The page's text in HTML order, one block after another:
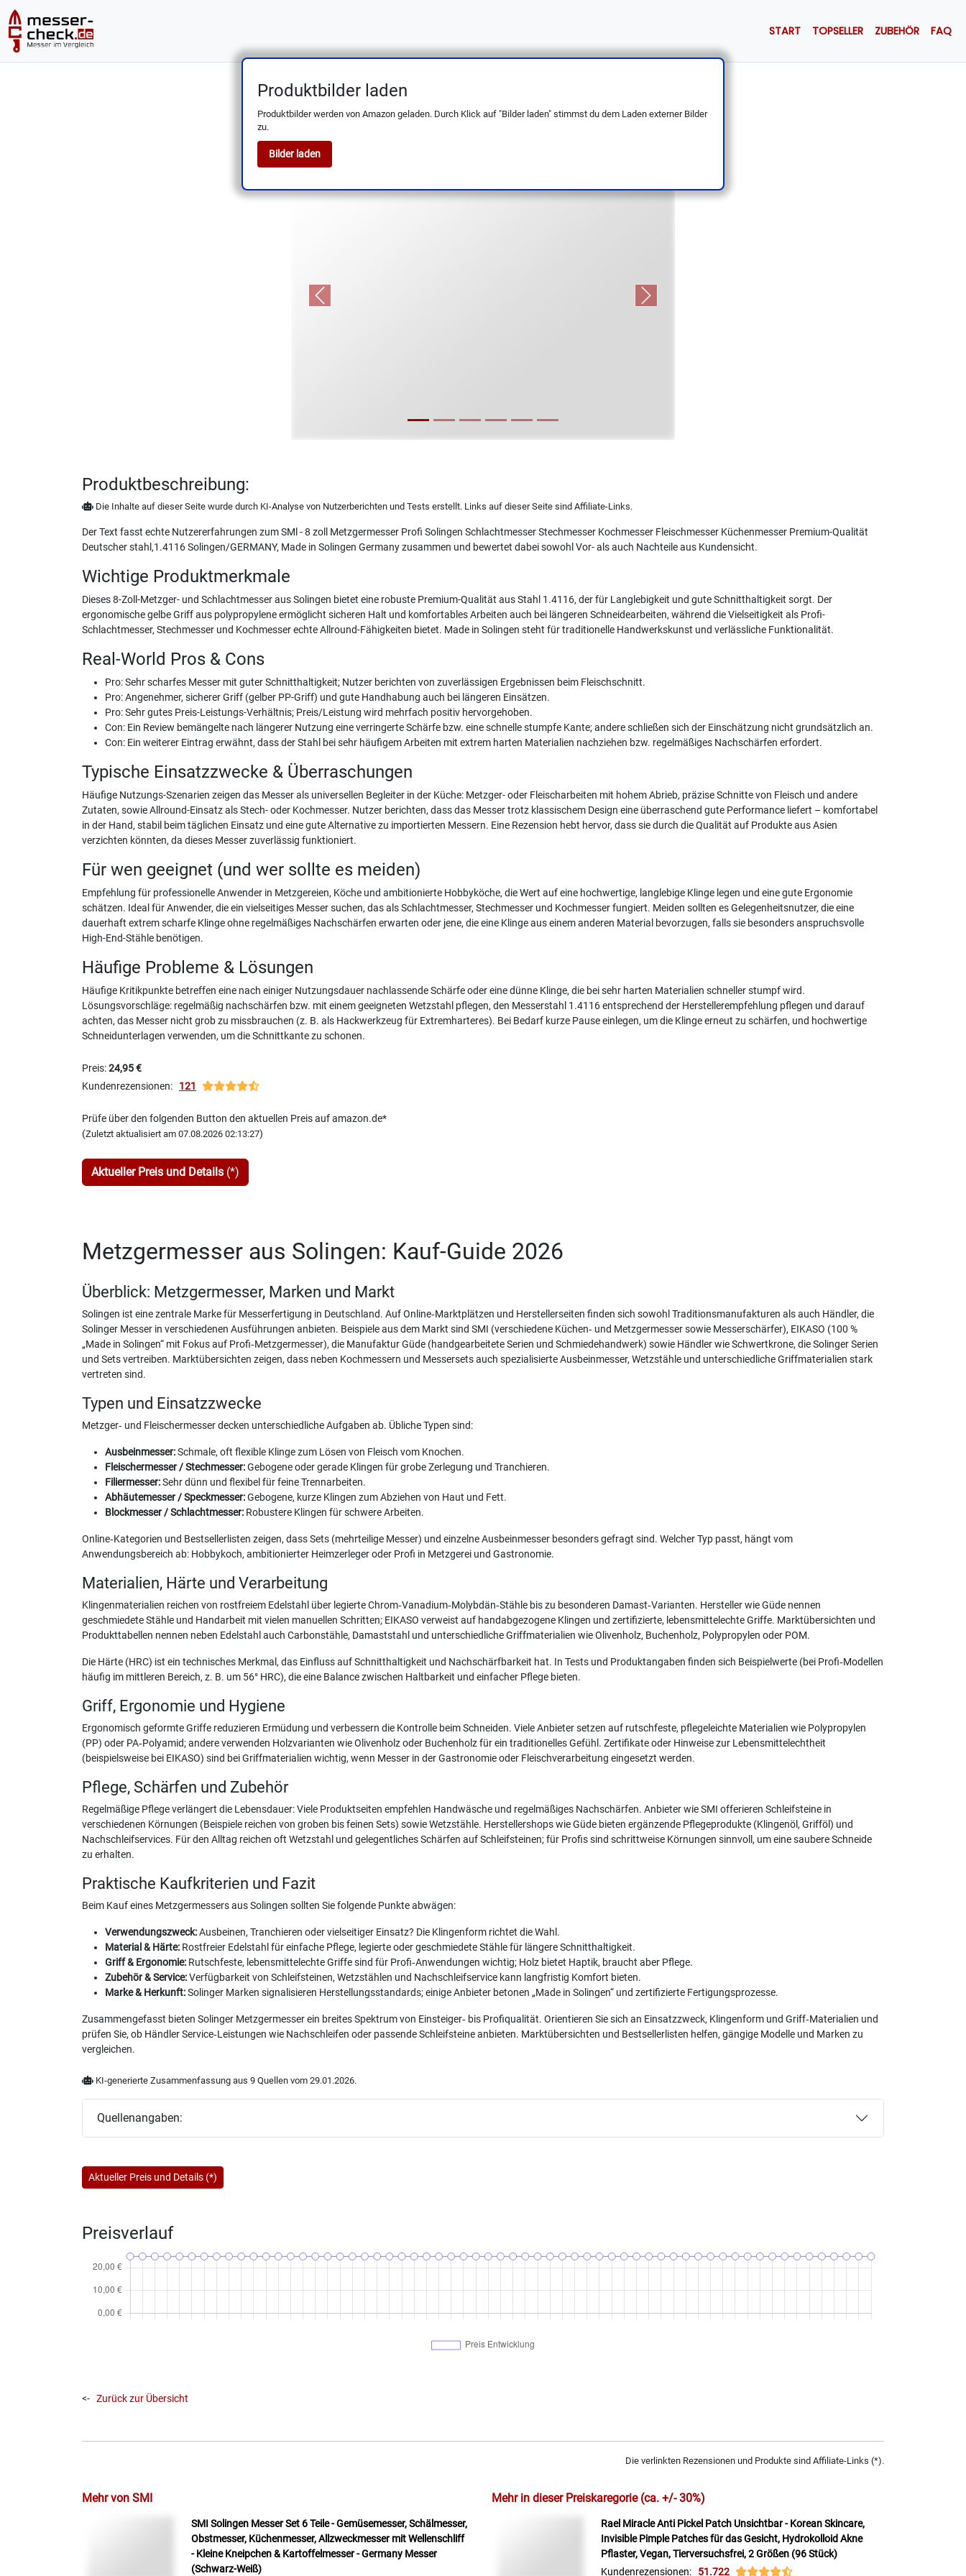
Produktbilder laden
Produktbilder werden von Amazon geladen. Durch Klick auf "Bilder laden" stimmst du dem Laden externer Bilder
zu.
Bilder laden
START TOPSELLER ZUBEHÖR FAQ
SMI 8 Zoll Metzgermesser – Solingen Premium 1.4116
Previous Next
Produktbeschreibung:
Die Inhalte auf dieser Seite wurde durch KI-Analyse von Nutzerberichten und Tests erstellt. Links auf dieser Seite sind Affiliate-Links.
Der Text fasst echte Nutzererfahrungen zum SMl - 8 zoll Metzgermesser Profi Solingen Schlachtmesser Stechmesser Kochmesser Fleischmesser Küchenmesser Premium-Qualität
Deutscher stahl,1.4116 Solingen/GERMANY, Made in Solingen Germany zusammen und bewertet dabei sowohl Vor- als auch Nachteile aus Kundensicht.
Wichtige Produktmerkmale
Dieses 8-Zoll-Metzger- und Schlachtmesser aus Solingen bietet eine robuste Premium-Qualität aus Stahl 1.4116, der für Langlebigkeit und gute Schnitthaltigkeit sorgt. Der
ergonomische gelbe Griff aus polypropylene ermöglicht sicheren Halt und komfortables Arbeiten auch bei längeren Schneidearbeiten, während die Vielseitigkeit als Profi-
Schlachtmesser, Stechmesser und Kochmesser echte Allround-Fähigkeiten bietet. Made in Solingen steht für traditionelle Handwerkskunst und verlässliche Funktionalität.
Real-World Pros & Cons
Pro: Sehr scharfes Messer mit guter Schnitthaltigkeit; Nutzer berichten von zuverlässigen Ergebnissen beim Fleischschnitt.
Pro: Angenehmer, sicherer Griff (gelber PP-Griff) und gute Handhabung auch bei längeren Einsätzen.
Pro: Sehr gutes Preis-Leistungs-Verhältnis; Preis/Leistung wird mehrfach positiv hervorgehoben.
Con: Ein Review bemängelte nach längerer Nutzung eine verringerte Schärfe bzw. eine schnelle stumpfe Kante; andere schließen sich der Einschätzung nicht grundsätzlich an.
Con: Ein weiterer Eintrag erwähnt, dass der Stahl bei sehr häufigem Arbeiten mit extrem harten Materialien nachziehen bzw. regelmäßiges Nachschärfen erfordert.
Typische Einsatzzwecke & Überraschungen
Häufige Nutzungs-Szenarien zeigen das Messer als universellen Begleiter in der Küche: Metzger- oder Fleischarbeiten mit hohem Abrieb, präzise Schnitte von Fleisch und andere
Zutaten, sowie Allround-Einsatz als Stech- oder Kochmesser. Nutzer berichten, dass das Messer trotz klassischem Design eine überraschend gute Performance liefert – komfortabel
in der Hand, stabil beim täglichen Einsatz und eine gute Alternative zu importierten Messern. Eine Rezension hebt hervor, dass sie durch die Qualität auf Produkte aus Asien
verzichten könnten, da dieses Messer zuverlässig funktioniert.
Für wen geeignet (und wer sollte es meiden)
Empfehlung für professionelle Anwender in Metzgereien, Köche und ambitionierte Hobbyköche, die Wert auf eine hochwertige, langlebige Klinge legen und eine gute Ergonomie
schätzen. Ideal für Anwender, die ein vielseitiges Messer suchen, das als Schlachtmesser, Stechmesser und Kochmesser fungiert. Meiden sollten es Gelegenheitsnutzer, die eine
dauerhaft extrem scharfe Klinge ohne regelmäßiges Nachschärfen erwarten oder jene, die eine Klinge aus einem anderen Material bevorzugen, falls sie besonders anspruchsvolle
High-End-Stähle benötigen.
Häufige Probleme & Lösungen
Häufige Kritikpunkte betreffen eine nach einiger Nutzungsdauer nachlassende Schärfe oder eine dünne Klinge, die bei sehr harten Materialien schneller stumpf wird.
Lösungsvorschläge: regelmäßig nachschärfen bzw. mit einem geeigneten Wetzstahl pflegen, den Messerstahl 1.4116 entsprechend der Herstellerempfehlung pflegen und darauf
achten, das Messer nicht grob zu missbrauchen (z. B. als Hackwerkzeug für Extremharteres). Bei Bedarf kurze Pause einlegen, um die Klinge erneut zu schärfen, und hochwertige
Schneidunterlagen verwenden, um die Schnittkante zu schonen.
Preis:24,95 €
Kundenrezensionen: 121
Prüfe über den folgenden Button den aktuellen Preis auf amazon.de*
(Zuletzt aktualisiert am 07.08.2026 02:13:27)
Aktueller Preis und Details (*)
Metzgermesser aus Solingen: Kauf-Guide 2026
Überblick: Metzgermesser, Marken und Markt
Solingen ist eine zentrale Marke für Messerfertigung in Deutschland. Auf Online‑Marktplätzen und Herstellerseiten finden sich sowohl Traditionsmanufakturen als auch Händler, die
Solinger Messer in verschiedenen Ausführungen anbieten. Beispiele aus dem Markt sind SMI (verschiedene Küchen‑ und Metzgermesser sowie Messerschärfer), EIKASO (100 %
„Made in Solingen“ mit Fokus auf Profi‑Metzgermesser), die Manufaktur Güde (handgearbeitete Serien und Schmiedehandwerk) sowie Händler wie Schwertkrone, die Solinger Serien
und Sets vertreiben. Marktübersichten zeigen, dass neben Kochmessern und Messersets auch spezialisierte Ausbeinmesser, Wetzstähle und unterschiedliche Griffmaterialien stark
vertreten sind.
Typen und Einsatzzwecke
Metzger‑ und Fleischermesser decken unterschiedliche Aufgaben ab. Übliche Typen sind:
Ausbeinmesser:Schmale, oft flexible Klinge zum Lösen von Fleisch vom Knochen.
Fleischermesser / Stechmesser:Gebogene oder gerade Klingen für grobe Zerlegung und Tranchieren.
Filiermesser:Sehr dünn und flexibel für feine Trennarbeiten.
Abhäutemesser / Speckmesser:Gebogene, kurze Klingen zum Abziehen von Haut und Fett.
Blockmesser / Schlachtmesser: Robustere Klingen für schwere Arbeiten.
Online‑Kategorien und Bestsellerlisten zeigen, dass Sets (mehrteilige Messer) und einzelne Ausbeinmesser besonders gefragt sind. Welcher Typ passt, hängt vom
Anwendungsbereich ab: Hobbykoch, ambitionierter Heimzerleger oder Profi in Metzgerei und Gastronomie.
Materialien, Härte und Verarbeitung
Klingenmaterialien reichen von rostfreiem Edelstahl über legierte Chrom‑Vanadium‑Molybdän‑Stähle bis zu besonderen Damast‑Varianten. Hersteller wie Güde nennen
geschmiedete Stähle und Handarbeit mit vielen manuellen Schritten; EIKASO verweist auf handabgezogene Klingen und zertifizierte, lebensmittelechte Griffe. Marktübersichten und
Produkttabellen nennen neben Edelstahl auch Carbonstähle, Damaststahl und unterschiedliche Griffmaterialien wie Olivenholz, Buchenholz, Polypropylen oder POM.
Die Härte (HRC) ist ein technisches Merkmal, das Einfluss auf Schnitthaltigkeit und Nachschärfbarkeit hat. In Tests und Produktangaben finden sich Beispielwerte (bei Profi‑Modellen
häufig im mittleren Bereich, z. B. um 56° HRC), die eine Balance zwischen Haltbarkeit und einfacher Pflege bieten.
Griff, Ergonomie und Hygiene
Ergonomisch geformte Griffe reduzieren Ermüdung und verbessern die Kontrolle beim Schneiden. Viele Anbieter setzen auf rutschfeste, pflegeleichte Materialien wie Polypropylen
(PP) oder PA‑Polyamid; andere verwenden Holzvarianten wie Olivenholz oder Buchenholz für ein traditionelles Gefühl. Zertifikate oder Hinweise zur Lebensmittelechtheit
(beispielsweise bei EIKASO) sind bei Griffmaterialien wichtig, wenn Messer in der Gastronomie oder Fleischverarbeitung eingesetzt werden.
Pflege, Schärfen und Zubehör
Regelmäßige Pflege verlängert die Lebensdauer: Viele Produktseiten empfehlen Handwäsche und regelmäßiges Nachschärfen. Anbieter wie SMI offerieren Schleifsteine in
verschiedenen Körnungen (Beispiele reichen von groben bis feinen Sets) sowie Wetzstähle. Herstellershops wie Güde bieten ergänzende Pflegeprodukte (Klingenöl, Grifföl) und
Nachschleifservices. Für den Alltag reichen oft Wetzstahl und gelegentliches Schärfen auf Schleifsteinen; für Profis sind schrittweise Körnungen sinnvoll, um eine saubere Schneide
zu erhalten.
Praktische Kaufkriterien und Fazit
Beim Kauf eines Metzgermessers aus Solingen sollten Sie folgende Punkte abwägen:
Verwendungszweck:Ausbeinen, Tranchieren oder vielseitiger Einsatz? Die Klingenform richtet die Wahl.
Material & Härte: Rostfreier Edelstahl für einfache Pflege, legierte oder geschmiedete Stähle für längere Schnitthaltigkeit.
Griff & Ergonomie: Rutschfeste, lebensmittelechte Griffe sind für Profi‑Anwendungen wichtig; Holz bietet Haptik, braucht aber Pflege.
Zubehör & Service:Verfügbarkeit von Schleifsteinen, Wetzstählen und Nachschleifservice kann langfristig Komfort bieten.
Marke & Herkunft:Solinger Marken signalisieren Herstellungsstandards; einige Anbieter betonen „Made in Solingen“ und zertifizierte Fertigungsprozesse.
Zusammengefasst bieten Solinger Metzgermesser ein breites Spektrum von Einsteiger‑ bis Profiqualität. Orientieren Sie sich an Einsatzzweck, Klingenform und Griff‑Materialien und
prüfen Sie, ob Händler Service‑Leistungen wie Nachschleifen oder passende Schleifsteine anbieten. Marktübersichten und Bestsellerlisten helfen, gängige Modelle und Marken zu
vergleichen.
KI-generierte Zusammenfassung aus 9 Quellen vom 29.01.2026.
Quellenangaben:
Aktueller Preis und Details (*)
Preisverlauf
<- Zurück zur Übersicht
Die verlinkten Rezensionen und Produkte sind Affiliate-Links (*).
Mehr von SMI
SMI Solingen Messer Set 6 Teile - Gemüsemesser, Schälmesser,
Obstmesser, Küchenmesser, Allzweckmesser mit Wellenschliff
- Kleine Kneipchen & Kartoffelmesser - Germany Messer
(Schwarz-Weiß)
Mehr in dieser Preiskaregorie (ca. +/- 30%)
Rael Miracle Anti Pickel Patch Unsichtbar - Korean Skincare,
Invisible Pimple Patches für das Gesicht, Hydrokolloid Akne
Pflaster, Vegan, Tierversuchsfrei, 2 Größen (96 Stück)
Kundenrezensionen: 51.722